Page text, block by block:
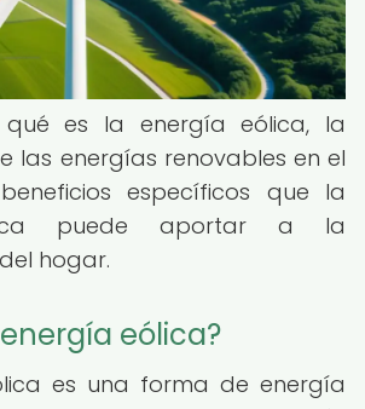
qué es la energía eólica, la
las energías renovables en el
específicos que la
puede aportar a la
hogar.
eólica?
es una forma de energía